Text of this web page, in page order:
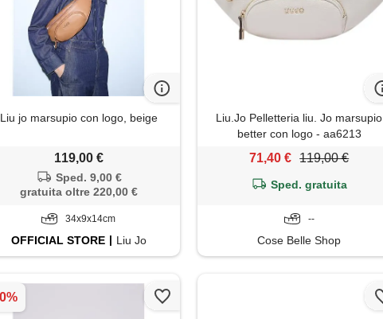
Liu jo marsupio con logo, beige
119,00 €
Sped. 9,00 €
gratuita oltre 220,00 €
34x9x14cm
OFFICIALSTORE Liu Jo
Liu.Jo Pelletteria liu. Jo marsupio
better con logo - aa6213
71,40 € 119,00 €
Sped. gratuita
--
Cose Belle Shop